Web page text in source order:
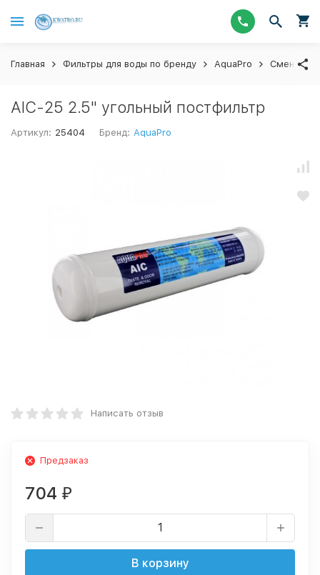
Главная Фильтры для воды по бренду AquaPro Сменные
AIC-25 2.5" угольный постфильтр
Артикул: 25404 Бренд: AquaPro
Написать отзыв
Предзаказ
704 ₽
В корзину